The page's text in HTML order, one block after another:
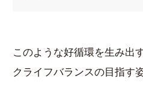
このような好循環を生み出
クライフバランスの目指す